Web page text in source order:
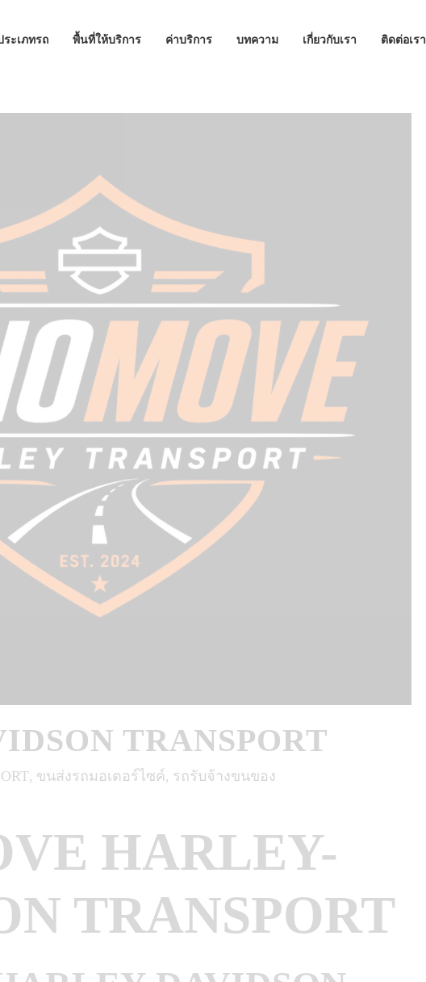
ระเภทรถ พื้นที่ให้บริการ ค่าบริการ บทความ เกี่ยวกับเรา ติดต่อเรา
TRANSPORT
ขนส่งรถมอเตอร์ไซค์ รถรับจ้างขนของ
HARLEY-
TRANSPORT